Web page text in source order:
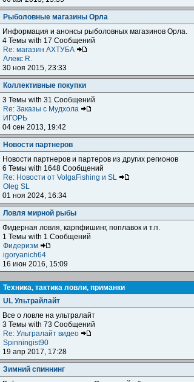
Рыболовные магазины Орла
Информация и анонсы рыболовных магазинов Орла.
4 Темы with 17 Сообщений
Re: магазин АХТУБА
Алекс R.
30 ноя 2015, 23:33
Коллективные покупки
3 Темы with 31 Сообщений
Re: Заказы с Мудхола
ИГОРЬ
04 сен 2013, 19:42
Новости партнеров
Новости партнеров и партеров из других регионов
6 Темы with 1648 Сообщений
Re: Новости от VolgaFishing и SL
Oleg SL
01 ноя 2024, 16:34
Ловля мирной рыбы
Фидерная ловля, карпфишинг, поплавок и т.п.
1 Темы with 1 Сообщений
Фидеризм
igoryanich64
16 июн 2016, 15:09
Техника, тактика ловли, приманки
UL Ультрайлайт
Все о ловле на ультралайт
3 Темы with 73 Сообщений
Re: Ультралайт видео
Spinningist90
19 апр 2017, 17:28
Зимний спиннинг